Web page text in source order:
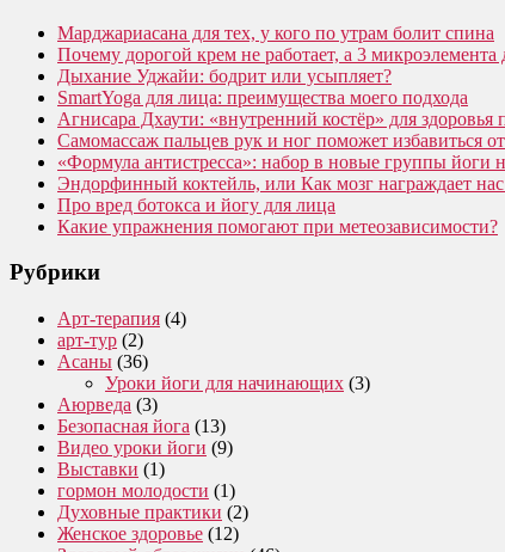
Марджариасана для тех, у кого по утрам болит спина
Почему дорогой крем не работает, а 3 микроэлемента
Дыхание Уджайи: бодрит или усыпляет?
SmartYoga для лица: преимущества моего подхода
Агнисара Дхаути: «внутренний костёр» для здоровья
Самомассаж пальцев рук и ног поможет избавиться
«Формула антистресса»: набор в новые группы йоги
Эндорфинный коктейль, или Как мозг награждает
Про вред ботокса и йогу для лица
Какие упражнения помогают при метеозависимости?
Рубрики
Арт-терапия (4)
арт-тур (2)
Асаны (36)
Уроки йоги для начинающих (3)
Аюрведа (3)
Безопасная йога (13)
Видео уроки йоги (9)
Выставки (1)
гормон молодости (1)
Духовные практики (2)
Женское здоровье (12)